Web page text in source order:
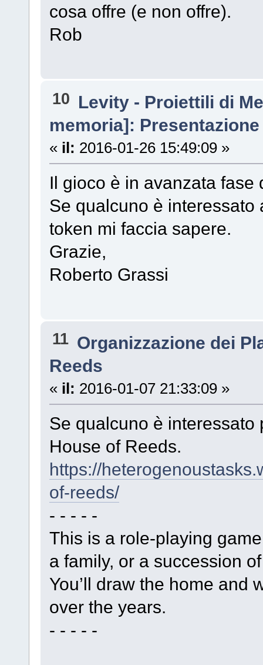
cosa offre (e non offre).
Rob
10 Levity - Proiettili di
memoria]: Presentazione
« il: 2016-01-26 15:49:09 »
Il gioco è in avanzata fase
Se qualcuno è
token mi faccia sapere.
Grazie,
Roberto Grassi
11 Organizzazione dei
Reeds
« il: 2016-01-07 21:33:09 »
Se qualcuno è
House of Reeds.
https://
of-reeds/
- - - - -
This is a role-playing
a family, or a succession
You’ll draw the home and
over the years.
- - - - -